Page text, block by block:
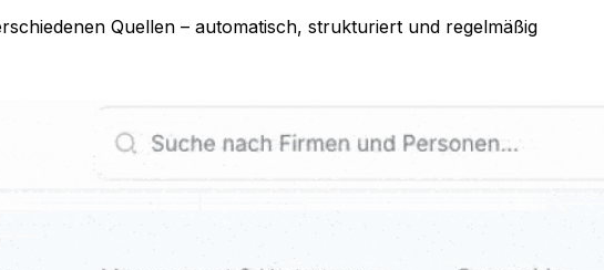
Quellen – automatisch, strukturiert und regelmäßig